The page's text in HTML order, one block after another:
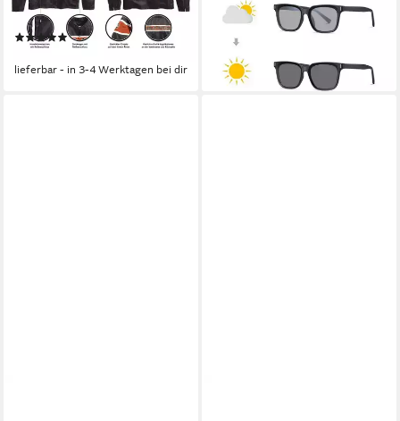
Gestickte Grafik-
Applikationen.
(3)
lieferbar - in 3-4 Werktagen bei dir
49,99 €
lieferbar in 3 Wochen